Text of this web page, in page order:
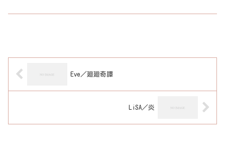
Eve／廻廻奇譚
LiSA／炎